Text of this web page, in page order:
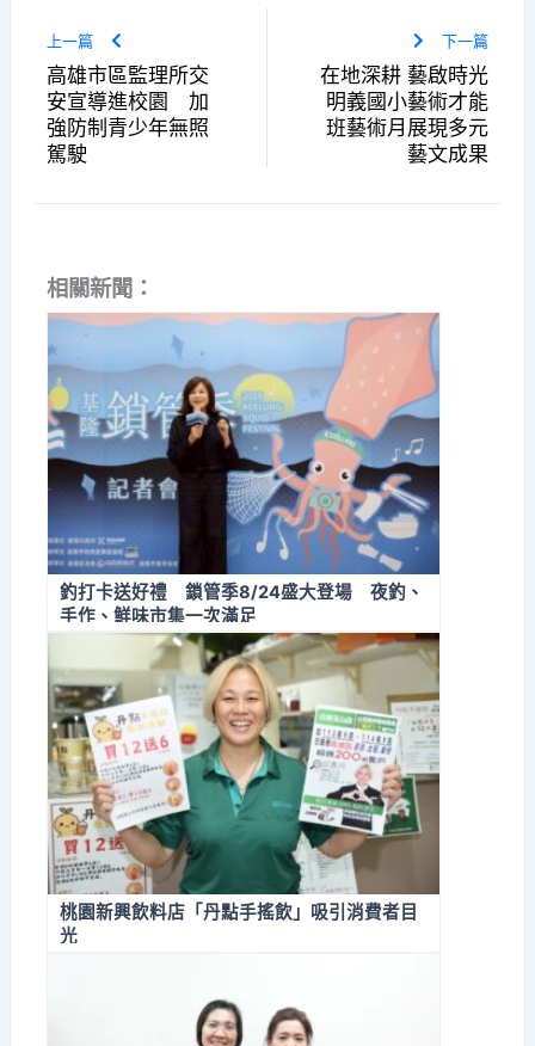
上一篇
高雄市區監理所交
安宣導進校園 加
強防制青少年無照
駕駛
下一篇
在地深耕 藝啟時光
明義國小藝術才能
班藝術月展現多元
藝文成果
相關新聞：
釣打卡送好禮 鎖管季8/24盛大登場 夜釣、
手作、鮮味市集一次滿足
桃園新興飲料店「丹點手搖飲」吸引消費者目
光